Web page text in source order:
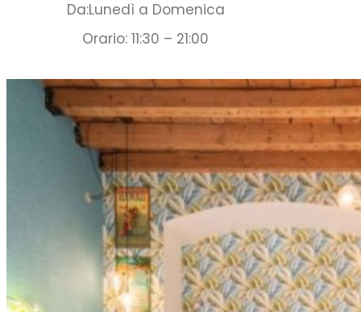
Da:Lunedì a Domenica
Orario: 11:30 – 21:00